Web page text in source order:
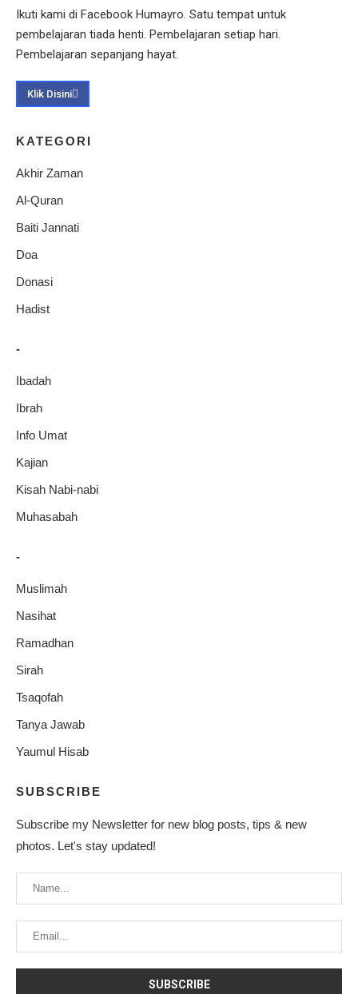
Ikuti kami di Facebook Humayro. Satu tempat untuk
pembelajaran tiada henti. Pembelajaran setiap hari.
Pembelajaran sepanjang hayat.
Klik Disini
KATEGORI
Akhir Zaman
Al-Quran
Baiti Jannati
Doa
Donasi
Hadist
-
Ibadah
Ibrah
Info Umat
Kajian
Kisah Nabi-nabi
Muhasabah
-
Muslimah
Nasihat
Ramadhan
Sirah
Tsaqofah
Tanya Jawab
Yaumul Hisab
SUBSCRIBE
Subscribe my Newsletter for new blog posts, tips & new
photos. Let's stay updated!